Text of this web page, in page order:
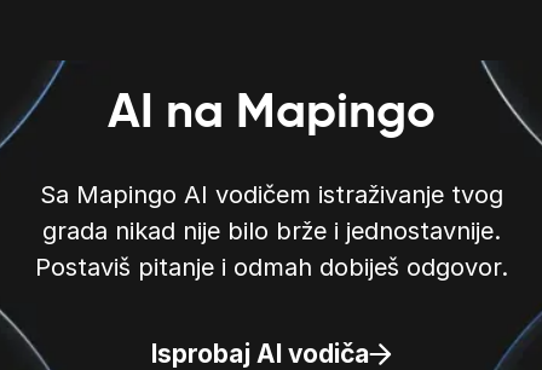
AI na Mapingo
Sa Mapingo AI vodičem istraživanje tvog
grada nikad nije bilo brže i jednostavnije.
Postaviš pitanje i odmah dobiješ odgovor.
Isprobaj AI vodiča